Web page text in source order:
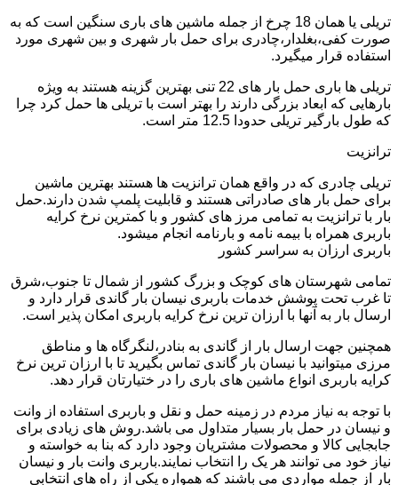
تریلی یا همان 18 چرخ از جمله ماشین های باری سنگین است که به
صورت کفی،بغلدار،چادری برای حمل بار شهری و بین شهری مورد
استفاده قرار میگیرد.
تریلی ها باری حمل بار های 22 تنی بهترین گزینه هستند به ویژه
بارهایی که ابعاد بزرگی دارند را بهتر است با تریلی ها حمل کرد چرا
که طول بارگیر تریلی حدودا 12.5 متر است.
ترانزیت
تریلی چادری که در واقع همان ترانزیت ها هستند بهترین ماشین
برای حمل بار های صادراتی هستند و قابلیت پلمپ شدن دارند.حمل
بار با ترانزیت به تمامی مرز های کشور و با کمترین نرخ کرایه
باربری همراه با بیمه نامه و بارنامه انجام میشود.
باربری ارزان به سراسر کشور
تمامی شهرستان های کوچک و بزرگ کشور از شمال تا جنوب،شرق
تا غرب تحت پوشش خدمات باربری نیسان بار گاندی قرار دارد و
ارسال بار به آنها با ارزان ترین نرخ کرایه باربری امکان پذیر است.
همچنین جهت ارسال بار از گاندی به بنادر،لنگرگاه ها و مناطق
مرزی میتوانید با نیسان بار گاندی تماس بگیرید تا با ارزان ترین نرخ
کرایه باربری انواع ماشین های باری را در ختیارتان قرار دهد.
با توجه به نیاز مردم در زمینه حمل و نقل و باربری استفاده از وانت
و نیسان در حمل بار بسیار متداول می باشد.روش های زیادی برای
جابجایی کالا و محصولات مشتریان وجود دارد که بنا به خواسته و
نیاز خود می توانند هر یک را انتخاب نمایند.باربری وانت بار و نیسان
بار از جمله مواردی می باشند که همواره یکی از راه های انتخابی